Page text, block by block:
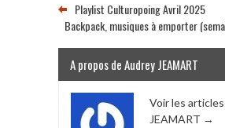
Playlist Culturopoing Avril 2025
Backpack, musiques à emporter
A propos de Audrey JEAMART
Voir les
JEAMART →